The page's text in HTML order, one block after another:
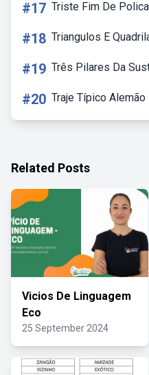
#17 Triste Fim De
#18 Triangulos E
#19 Três Pilares Da
#20 Traje Típico Alemão
Related Posts
Vicios De Linguagem
Eco
25 September 2024